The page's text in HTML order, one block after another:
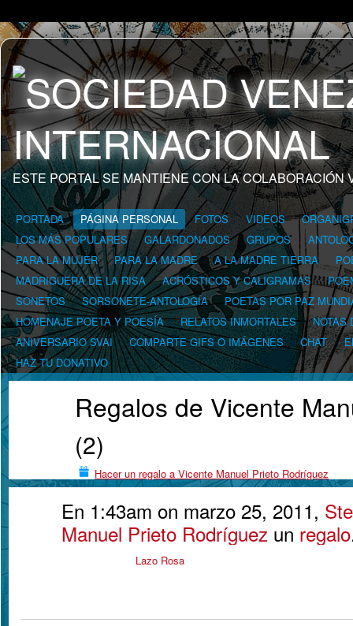
ESTE PORTAL SE MANTIENE CON LA COLABORACIÓN
PORTADA PÁGINA PERSONAL FOTOS VIDEOS
LOS MÁS POPULARES
GALARDONADOS GRUPOS
PARA LA MUJER
PARA LA MADRE A LA MADRE TIERRA
MADRIGUERA DE LA RISA
ACRÓSTICOS Y CALIGRAMAS
SONETOS
SORSONETE-ANTOLOGÍA
POETAS POR PAZ
HOMENAJE POETA Y POESÍA
RELATOS INMORTALES
NOTAS
ANIVERSARIO SVAI
COMPARTE GIFS O IMÁGENES CHAT
HAZ TU DONATIVO
Regalos de Vicente
(2)
Hacer un regalo a Vicente Manuel Prieto Rodríguez
En 1:43am on marzo 25, 2011,
Manuel Prieto Rodríguez un regalo
Lazo Rosa